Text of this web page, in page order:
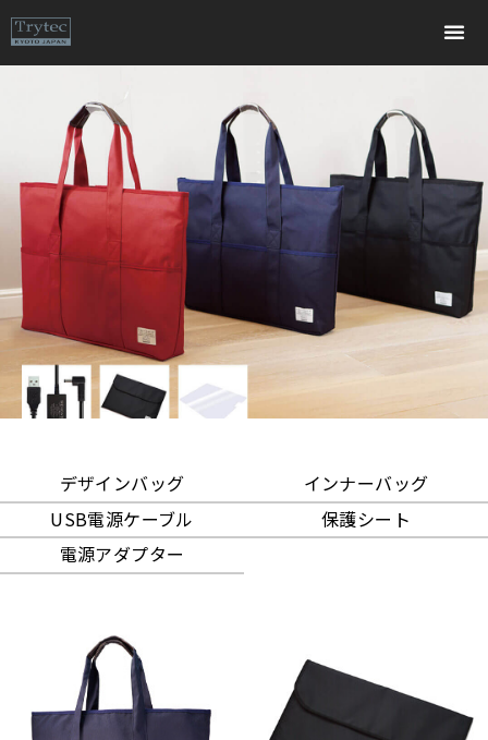
内
容
デザインバッグ
インナーバッグ
USB電源ケーブル
保護シート
電源アダプター